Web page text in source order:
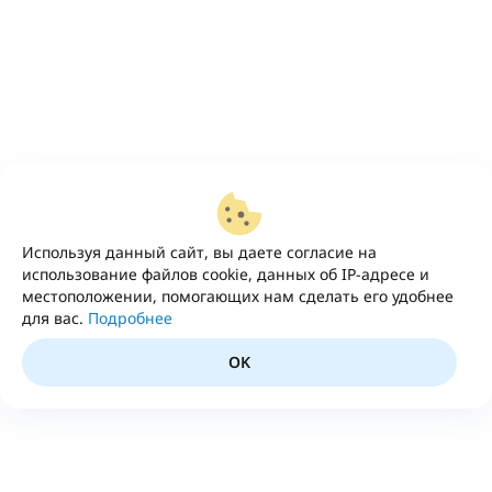
Используя данный сайт, вы даете согласие на
использование файлов cookie, данных об IP-адресе и
местоположении, помогающих нам сделать его удобнее
для вас. Подробнее
OK